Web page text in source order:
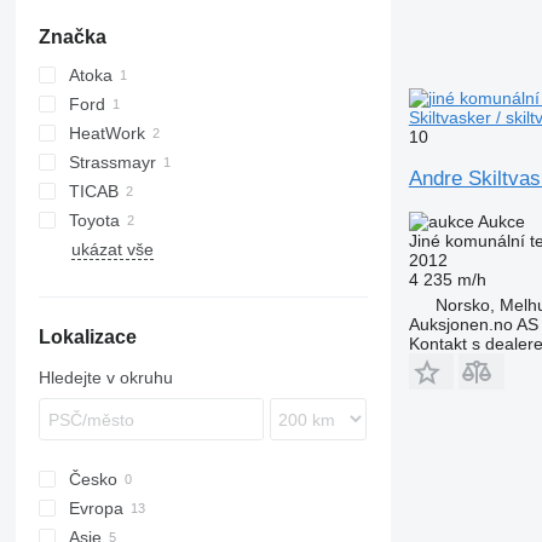
Značka
Atoka
Ford
Transit
HeatWork
HW
Strassmayr
TICAB
Toyota
Hiace
ukázat vše
Lokalizace
Hledejte v okruhu
Česko
Evropa
Asie
Skiltvasker /
10
Andre
Aukce
Jiné komunální
2012
4 235 m/h
Norsko,
Auksjonen.no AS
Kontakt s